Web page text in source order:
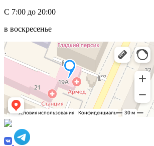
С 7:00 до 20:00
в воскресенье